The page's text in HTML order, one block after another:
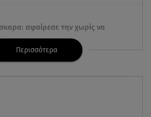
αφαίρεσε την χωρίς να
βλεφερίδες σου
διυλιστήριο της Aramco στη
Περισσότερα